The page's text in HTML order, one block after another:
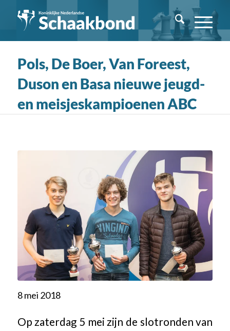
Pols, De Boer, Van Foreest,
Duson en Basa nieuwe jeugd-
en meisjeskampioenen ABC
8 mei 2018
Op zaterdag 5 mei zijn de slotronden van